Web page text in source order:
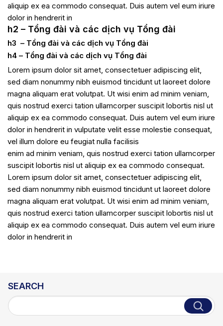
aliquip ex ea commodo consequat. Duis autem vel eum iriure
dolor in hendrerit in
h2 – Tổng đài và các dịch vụ Tổng đài
h3 – Tổng đài và các dịch vụ Tổng đài
h4 – Tổng đài và các dịch vụ Tổng đài
Lorem ipsum dolor sit amet, consectetuer adipiscing elit,
sed diam nonummy nibh euismod tincidunt ut laoreet dolore
magna aliquam erat volutpat. Ut wisi enim ad minim veniam,
quis nostrud exerci tation ullamcorper suscipit lobortis nisl ut
aliquip ex ea commodo consequat. Duis autem vel eum iriure
dolor in hendrerit in vulputate velit esse molestie consequat,
vel illum dolore eu feugiat nulla facilisis
enim ad minim veniam, quis nostrud exerci tation ullamcorper
suscipit lobortis nisl ut aliquip ex ea commodo consequat.
Lorem ipsum dolor sit amet, consectetuer adipiscing elit,
sed diam nonummy nibh euismod tincidunt ut laoreet dolore
magna aliquam erat volutpat. Ut wisi enim ad minim veniam,
quis nostrud exerci tation ullamcorper suscipit lobortis nisl ut
aliquip ex ea commodo consequat. Duis autem vel eum iriure
dolor in hendrerit in
SEARCH